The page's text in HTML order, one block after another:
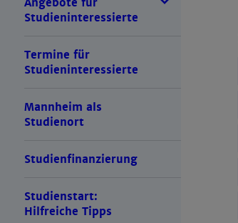
Studieninteressierte
Termine für
Studieninteressierte
Mannheim als
Studienort
Studienfinanzierung
Studienstart:
Hilfreiche Tipps